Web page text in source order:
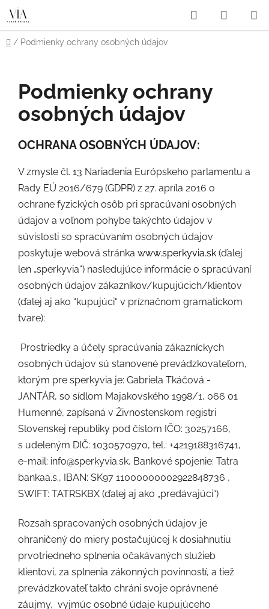
Prejsť
na
obsah
Hľadať
KOŠÍK
Domov
/ Podmienky ochrany osobných údajov
Podmienky ochrany
osobných údajov
OCHRANA OSOBNÝCH ÚDAJOV:
V zmysle čl. 13 Nariadenia Európskeho parlamentu a
Rady EÚ 2016/679 (GDPR) z 27. apríla 2016 o
ochrane fyzických osôb pri spracúvaní osobných
údajov a voľnom pohybe takýchto údajov v
súvislosti so spracúvaním osobných údajov
poskytuje webová stránka www.sperkyvia.sk (ďalej
len „sperkyvia“) nasledujúce informácie o spracúvaní
osobných údajov zákazníkov/kupujúcich/klientov
(ďalej aj ako “kupujúci“ v príznačnom gramatickom
tvare):
Prostriedky a účely spracúvania zákazníckych
osobných údajov sú stanovené prevádzkovateľom,
ktorým pre sperkyvia je: Gabriela Tkáčová -
JANTÁR, so sídlom Majakovského 1998/1, 066 01
Humenné, zapísaná v Živnostenskom registri
Slovenskej republiky pod číslom IČO: 30257166,
s udeleným DIČ: 1030570970, tel.: +4219188316741,
e-mail: info@sperkyvia.sk, Bankové spojenie: Tatra
bankaa.s., IBAN: SK97 11000000002922848736 ,
SWIFT: TATRSKBX (ďalej aj ako „predávajúci“)
Rozsah spracovaných osobných údajov je
ohraničený do miery postačujúcej k dosiahnutiu
prvotriedneho splnenia očakávaných služieb
klientovi, za splnenia zákonných povinností, a tiež
prevádzkovateľ takto chráni svoje oprávnené
záujmy, vyjmúc osobné údaje kupujúceho